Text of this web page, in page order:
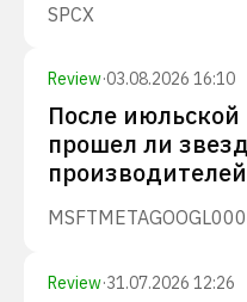
SPCX
Review·03.08.2026 16:10
После
прошел ли
MSFTMETAGOOGL
Review·31.07.2026 12:26